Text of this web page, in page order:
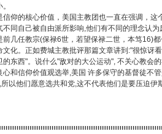
仰的核心价值，美国主教团也一直在强调，这
同自己被自由派所影响,他们有不同的理念认
几任教宗(保禄6世，若望保禄二世，本笃16)
化。正如费城主教批评那篇文章讲到:"很惊讶
东西"。说什么"敌对的大公运动", 不关心教会
和信仰价值观选举,美国 许多保守的基督徒不
以他们愿意选共和党,这不代表他们是要压迫伊